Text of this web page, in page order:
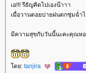
เอ!!! รึธัญคิดไปเองน๊าาา
เมื่อวานตอยบ่ายฝนตกชุ่มฉ่ำไ
มีความสุขกับวันนี้นะคะคุณห
ดย: tanjira